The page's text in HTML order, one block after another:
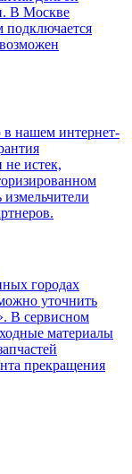
В Москве
подключается
в нашем интернет-
не истек,
городах
уточнить
В сервисном
материалы
прекращения